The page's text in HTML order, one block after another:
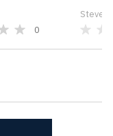
0
Steve